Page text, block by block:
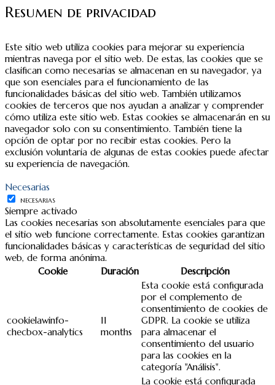
Resumen de privacidad
Este sitio web utiliza cookies para mejorar su experiencia
mientras navega por el sitio web. De estas, las cookies que se
clasifican como necesarias se almacenan en su navegador, ya
que son esenciales para el funcionamiento de las
funcionalidades básicas del sitio web. También utilizamos
cookies de terceros que nos ayudan a analizar y comprender
cómo utiliza este sitio web. Estas cookies se almacenarán en su
navegador solo con su consentimiento. También tiene la
opción de optar por no recibir estas cookies. Pero la
exclusión voluntaria de algunas de estas cookies puede afectar
su experiencia de navegación.
Necesarias
NECESARIAS
Siempre activado
Las cookies necesarias son absolutamente esenciales para que
el sitio web funcione correctamente. Estas cookies garantizan
funcionalidades básicas y características de seguridad del sitio
web, de forma anónima.
Cookie
Duración Descripción
cookielawinfo-
checbox-analytics
11
months
Esta cookie está configurada
por el complemento de
consentimiento de cookies de
GDPR. La cookie se utiliza
para almacenar el
consentimiento del usuario
para las cookies en la
categoría "Análisis".
La cookie está configurada